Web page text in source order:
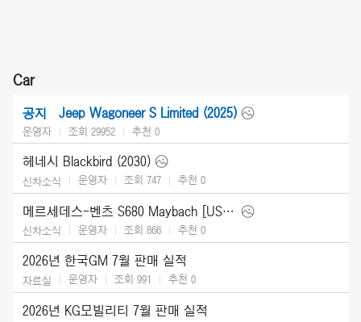
Car
공지 Jeep Wagoneer S Limited (2025)
운영자 조회 29952 추천 0
헤네시 Blackbird (2030)
신차소식 운영자 조회 747 추천 0
메르세데스-벤츠 S680 Maybach [US] (2027)
신차소식 운영자 조회 866 추천 0
2026년 한국GM 7월 판매 실적
자료실 운영자 조회 991 추천 0
2026년 KG모빌리티 7월 판매 실적